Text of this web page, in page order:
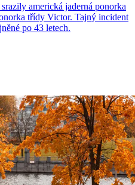
americká jaderná ponorka
třídy Victor. Tajný incident
po 43 letech.